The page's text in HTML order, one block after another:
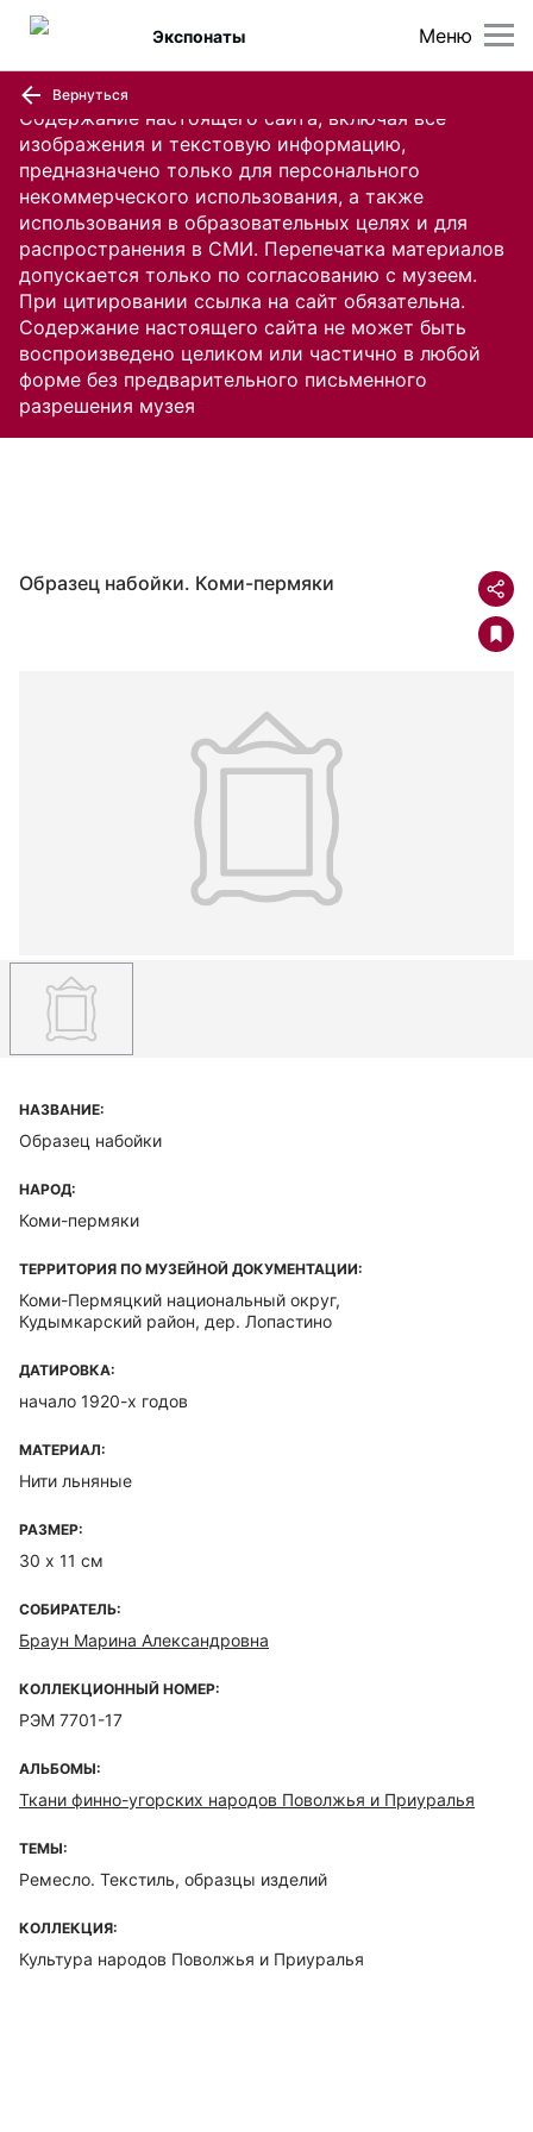
Содержание настоящего сайта, включая все
изображения и текстовую информацию,
предназначено только для персонального
некоммерческого использования, а также
использования в образовательных целях и для
распространения в СМИ. Перепечатка материалов
допускается только по согласованию с музеем.
При цитировании ссылка на сайт обязательна.
Содержание настоящего сайта не может быть
воспроизведено целиком или частично в любой
форме без предварительного письменного
разрешения музея
Меню
Экспонаты
Вернуться
Образец набойки. Коми-пермяки
НАЗВАНИЕ:
Образец набойки
НАРОД:
Коми-пермяки
ТЕРРИТОРИЯ ПО МУЗЕЙНОЙ ДОКУМЕНТАЦИИ:
Коми-Пермяцкий национальный округ,
Кудымкарский район, дер. Лопастино
ДАТИРОВКА:
начало 1920-х годов
МАТЕРИАЛ:
Нити льняные
РАЗМЕР:
30 х 11 см
СОБИРАТЕЛЬ:
Браун Марина Александровна
КОЛЛЕКЦИОННЫЙ НОМЕР:
РЭМ 7701-17
АЛЬБОМЫ:
Ткани финно-угорских народов Поволжья и Приуралья
ТЕМЫ:
Ремесло. Текстиль, образцы изделий
КОЛЛЕКЦИЯ:
Культура народов Поволжья и Приуралья